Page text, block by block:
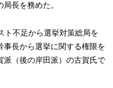
長を務めた。
不足から選挙対策総局を
長から選挙に関する権限を
派（後の岸田派）の古賀氏で